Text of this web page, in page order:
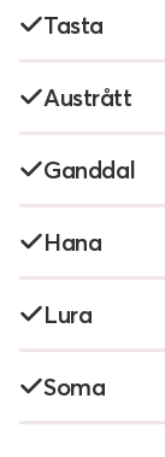
Tasta
Austrått
Ganddal
Hana
Lura
Soma